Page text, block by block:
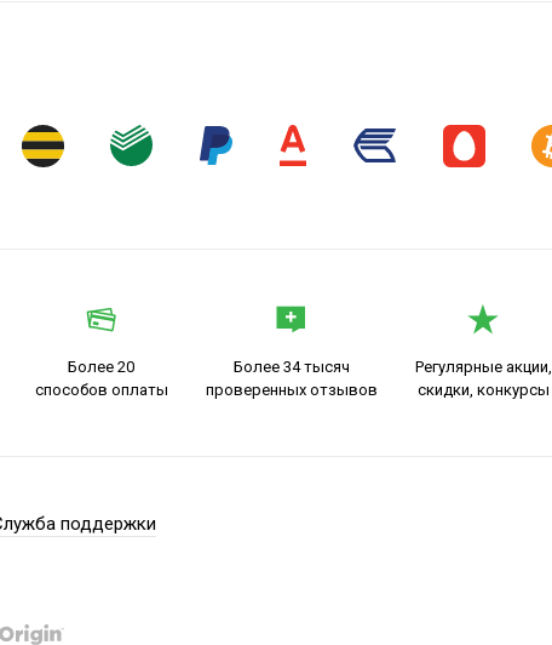
Более 20
способов оплаты
Более 34 тысяч
проверенных отзывов
Регулярные акции,
скидки, конкурсы
поддержки